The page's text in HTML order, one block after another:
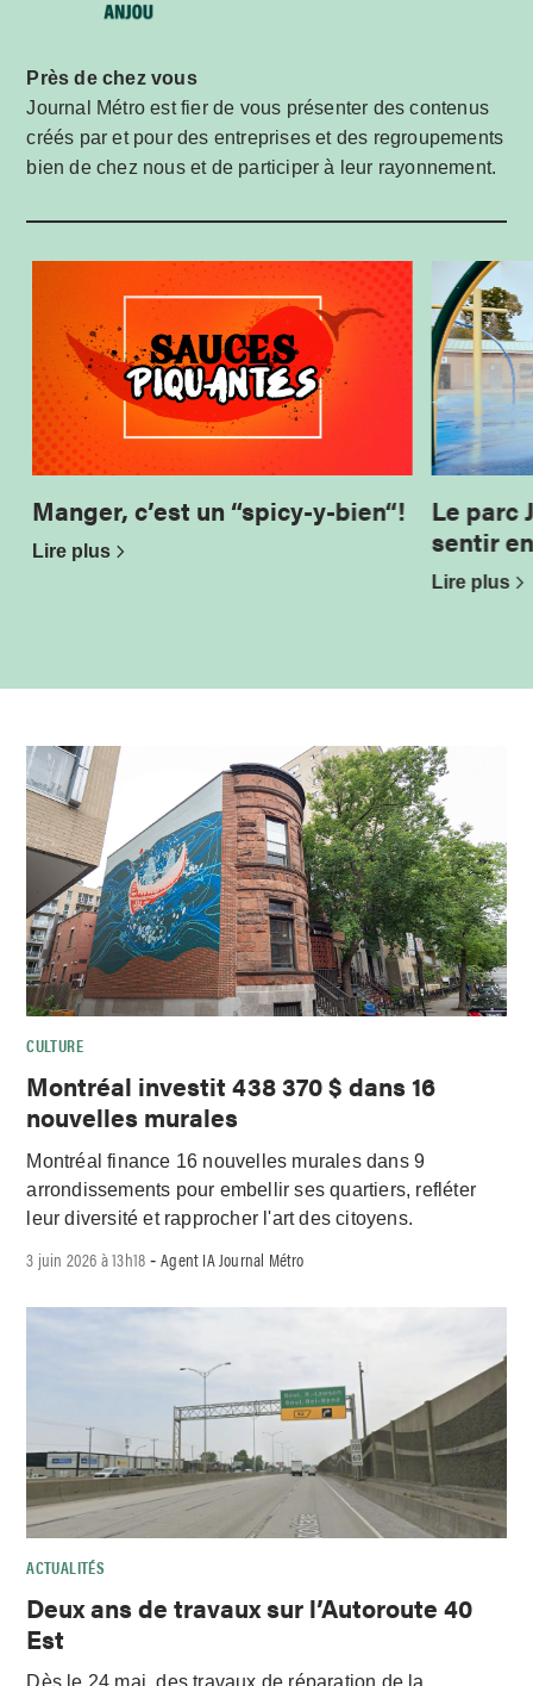
Près de chez vous
Journal Métro est fier de vous présenter des contenus
créés par et pour des entreprises et des regroupements
bien de chez nous et de participer à leur rayonnement.
Manger, c’est un “spicy-y-bien“!
Lire plus
Le parc
sentir
Lire plus
CULTURE
Montréal investit 438 370 $ dans 16
nouvelles murales
Montréal finance 16 nouvelles murales dans 9
arrondissements pour embellir ses quartiers, refléter
leur diversité et rapprocher l'art des citoyens.
3 juin 2026 à 13h18 -Agent IA Journal Métro
ACTUALITÉS
Deux ans de travaux sur l’Autoroute 40
Est